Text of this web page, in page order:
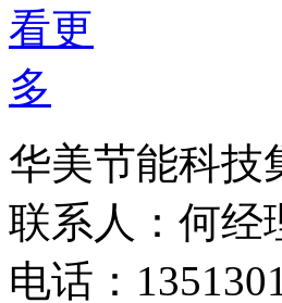
华美节能科技
联系人：何经
电话：